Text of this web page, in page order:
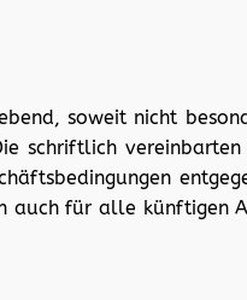
soweit nicht
schriftlich vereinbarten
auch für alle künftigen